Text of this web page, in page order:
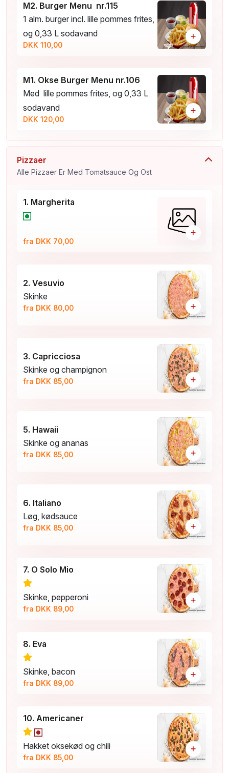
M2. Burger Menu nr.115
1 alm. burger incl. lille pommes frites,
og 0,33 L sodavand
DKK 110,00
+
M1. Okse Burger Menu nr.106
Med lille pommes frites, og 0,33 L
sodavand
DKK 120,00
+
Pizzaer
Alle Pizzaer Er Med Tomatsauce Og Ost
1. Margherita
fra DKK 70,00
+
2. Vesuvio
Skinke
fra DKK 80,00 +
3. Capricciosa
Skinke og champignon
fra DKK 85,00 +
5. Hawaii
Skinke og ananas
fra DKK 85,00 +
6. Italiano
Løg, kødsauce
fra DKK 85,00 +
7. O Solo Mio
Skinke, pepperoni
fra DKK 89,00
+
8. Eva
Skinke, bacon
fra DKK 89,00
+
10. Americaner
Hakket oksekød og chili
fra DKK 85,00
+